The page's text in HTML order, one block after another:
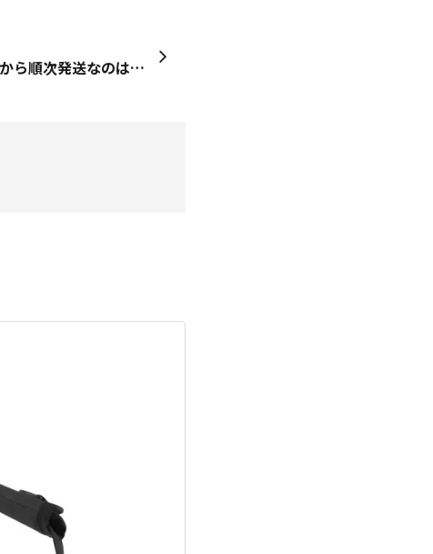
20周年イグジスト、4月から順次発送なのはわかるけど届いてる人と届いてない人の納期の差ありすぎだし納期の基準も良くわからん。流石に仕事遅すぎるでしょうよ。